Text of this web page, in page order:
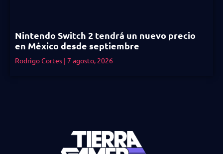
Nintendo Switch 2 tendrá un nuevo precio
en México desde septiembre
Rodrigo Cortes 7 agosto, 2026